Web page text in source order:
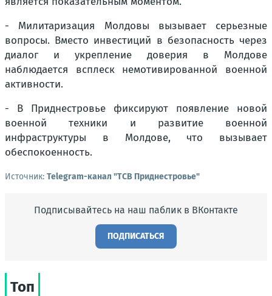
- Милитаризация Молдовы вызывает серьезные
вопросы. Вместо инвестиций в безопасность через
диалог и укрепление доверия в Молдове
наблюдается всплеск немотивированной военной
активности.
- В Приднестровье фиксируют появление новой
военной техники и развитие военной
инфраструктуры в Молдове, что вызывает
обеспокоенность.
Источник: Telegram-канал "ТСВ Приднестровье"
Подписывайтесь на наш паблик в ВКонтакте
ПОДПИСАТЬСЯ
Топ